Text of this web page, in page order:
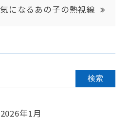
気になるあの子の熱視線
2026年1月